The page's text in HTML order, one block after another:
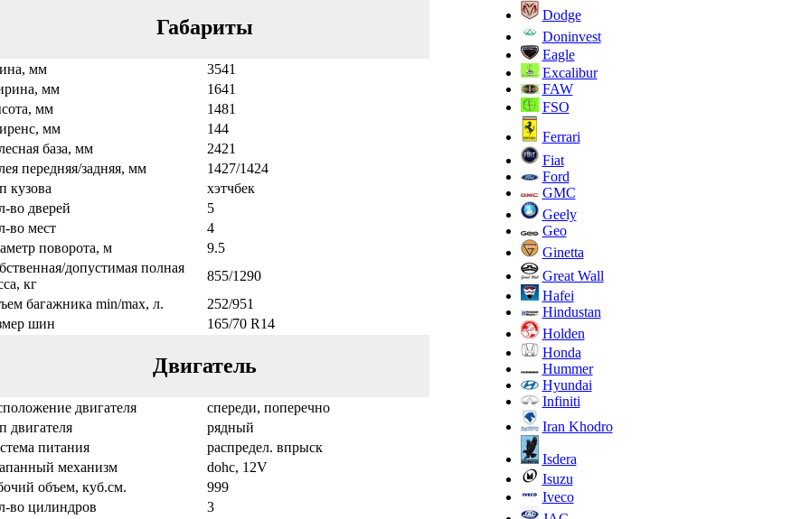
Габариты
мм
3541
мм
1641
мм
1481
мм
144
база, мм
2421
передняя/задняя, мм
1427/1424
кузова
хэтчбек
во дверей
5
во мест
4
поворота, м
9.5
допустимая полная
кг
855/1290
багажника min/max, л.
252/951
шин
165/70 R14
Двигатель
двигателя
спереди, поперечно
двигателя
рядный
питания
распредел. впрыск
механизм
dohc, 12V
объем, куб.см.
999
во цилиндров
3
Dodge
Doninvest
Eagle
Excalibur
FAW
FSO
Ferrari
Fiat
Ford
GMC
Geely
Geo
Ginetta
Great Wall
Hafei
Hindustan
Holden
Honda
Hummer
Hyundai
Infiniti
Iran Khodro
Isdera
Isuzu
Iveco